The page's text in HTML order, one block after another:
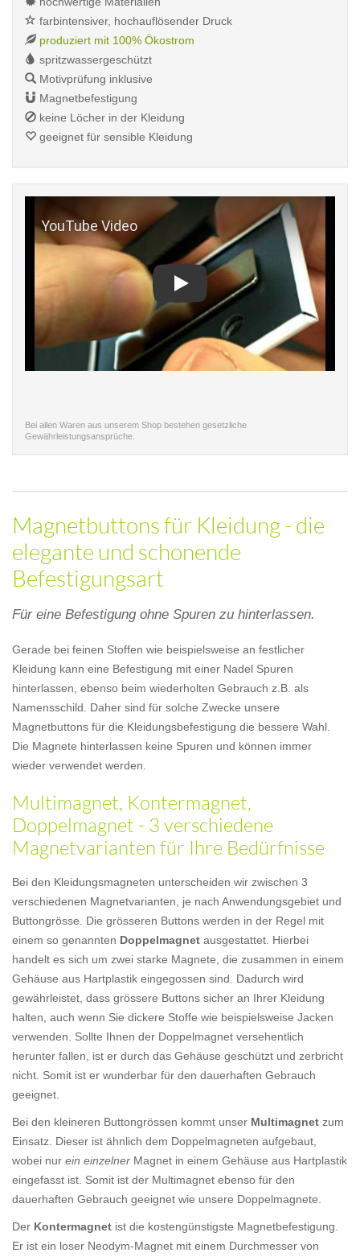
farbintensiver, hochauflösender Druck
produziert mit 100% Ökostrom
spritzwassergeschützt
Motivprüfung inklusive
Magnetbefestigung
keine Löcher in der Kleidung
geeignet für sensible Kleidung
Bei allen Waren aus unserem Shop bestehen gesetzliche
Gewährleistungsansprüche.
Magnetbuttons für Kleidung - die
elegante und schonende
Befestigungsart
Für eine Befestigung ohne Spuren zu hinterlassen.
Gerade bei feinen Stoffen wie beispielsweise an festlicher
Kleidung kann eine Befestigung mit einer Nadel Spuren
hinterlassen, ebenso beim wiederholten Gebrauch z.B. als
Namensschild. Daher sind für solche Zwecke unsere
Magnetbuttons für die Kleidungsbefestigung die bessere Wahl.
Die Magnete hinterlassen keine Spuren und können immer
wieder verwendet werden.
Multimagnet, Kontermagnet,
Doppelmagnet - 3 verschiedene
Magnetvarianten für Ihre Bedürfnisse
Bei den Kleidungsmagneten unterscheiden wir zwischen 3
verschiedenen Magnetvarianten, je nach Anwendungsgebiet und
Buttongrösse. Die grösseren Buttons werden in der Regel mit
einem so genannten Doppelmagnet ausgestattet. Hierbei
handelt es sich um zwei starke Magnete, die zusammen in einem
Gehäuse aus Hartplastik eingegossen sind. Dadurch wird
gewährleistet, dass grössere Buttons sicher an Ihrer Kleidung
halten, auch wenn Sie dickere Stoffe wie beispielsweise Jacken
verwenden. Sollte Ihnen der Doppelmagnet versehentlich
herunter fallen, ist er durch das Gehäuse geschützt und zerbricht
nicht. Somit ist er wunderbar für den dauerhaften Gebrauch
geeignet.
Bei den kleineren Buttongrössen kommt unser Multimagnet zum
Einsatz. Dieser ist ähnlich dem Doppelmagneten aufgebaut,
wobei nur ein einzelner Magnet in einem Gehäuse aus Hartplastik
eingefasst ist. Somit ist der Multimagnet ebenso für den
dauerhaften Gebrauch geeignet wie unsere Doppelmagnete.
Der Kontermagnet ist die kostengünstigste Magnetbefestigung.
Er ist ein loser Neodym-Magnet mit einem Durchmesser von